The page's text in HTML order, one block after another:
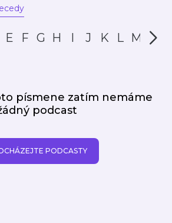
E F G H I J K L M N
písmene zatím nemáme
podcast
PODCASTY